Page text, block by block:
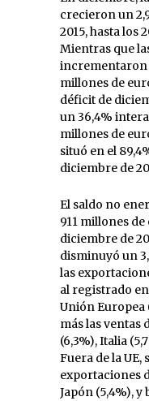
crecieron un
2015, hasta los
Mientras que
incrementaron
millones de
déficit de
un 36,4%
millones de
situó en el
diciembre de
El saldo no
911 millones
diciembre de
disminuyó un
las
al registrado
Unión Europea
más las ventas
(6,3%), Italia
Fuera de la
exportaciones
Japón (5,4%), y